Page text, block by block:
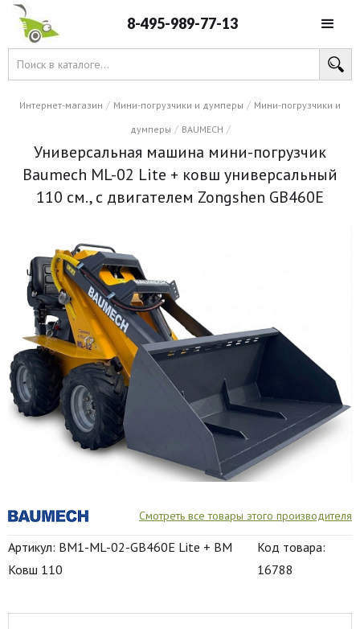
8-495-989-77-13
Интернет-магазин / Мини-погрузчики и думперы / Мини-погрузчики и
думперы / BAUMECH /
Универсальная машина мини-погрузчик
Baumech ML-02 Lite + ковш универсальный
110 см., с двигателем Zongshen GB460E
Смотреть все товары этого производителя
Артикул: BM1-ML-02-GB460E Lite + BM
Ковш 110
Код товара:
16788